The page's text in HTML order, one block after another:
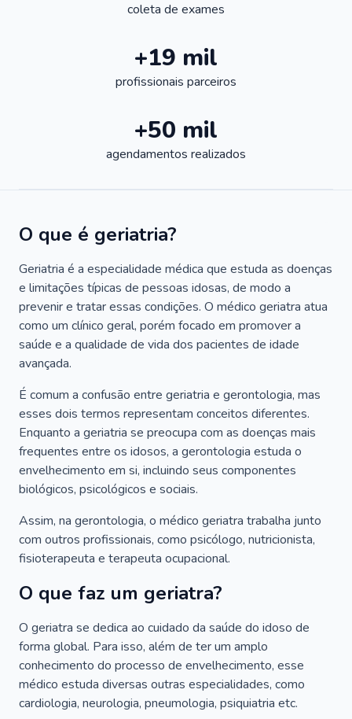
coleta de exames
+19 mil
profissionais parceiros
+50 mil
agendamentos realizados
O que é geriatria?
Geriatria é a especialidade médica que estuda as doenças
e limitações típicas de pessoas idosas, de modo a
prevenir e tratar essas condições. O médico geriatra atua
como um clínico geral, porém focado em promover a
saúde e a qualidade de vida dos pacientes de idade
avançada.
É comum a confusão entre geriatria e gerontologia, mas
esses dois termos representam conceitos diferentes.
Enquanto a geriatria se preocupa com as doenças mais
frequentes entre os idosos, a gerontologia estuda o
envelhecimento em si, incluindo seus componentes
biológicos, psicológicos e sociais.
Assim, na gerontologia, o médico geriatra trabalha junto
com outros profissionais, como psicólogo, nutricionista,
fisioterapeuta e terapeuta ocupacional.
O que faz um geriatra?
O geriatra se dedica ao cuidado da saúde do idoso de
forma global. Para isso, além de ter um amplo
conhecimento do processo de envelhecimento, esse
médico estuda diversas outras especialidades, como
cardiologia, neurologia, pneumologia, psiquiatria etc.